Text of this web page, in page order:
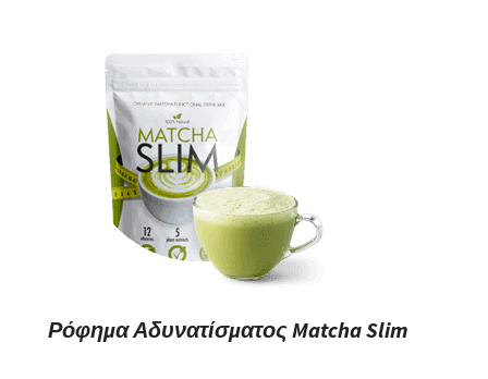
Ρόφημα Αδυνατίσματος Matcha Slim